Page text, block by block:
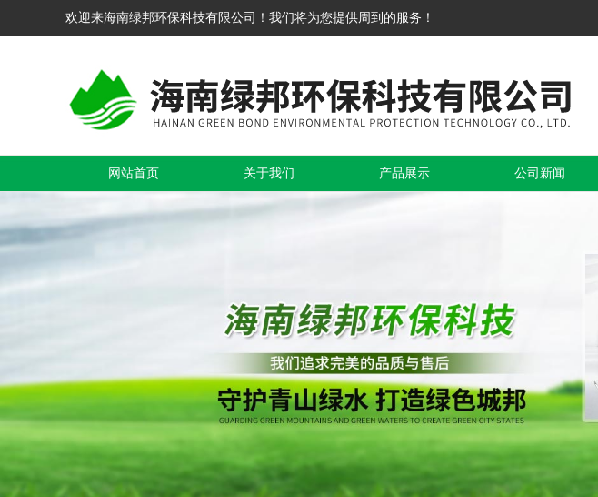
欢迎来海南绿邦环保科技有限公司！我们将为您提供周到的服务！
网站首页 关于我们 产品展示 公司新闻